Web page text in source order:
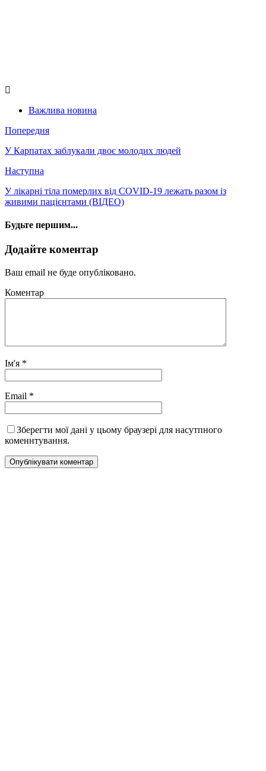
Важлива новина
Попередня
У Карпатах заблукали двоє молодих людей
Наступна
У лікарні тіла померлих від COVID-19 лежать разом із
живими пацієнтами (ВІДЕО)
Будьте першим...
Додайте коментар
Ваш email не буде опубліковано.
Коментар
Ім'я *
Email *
Зберегти мої дані у цьому браузері для насутпного
коменнтування.